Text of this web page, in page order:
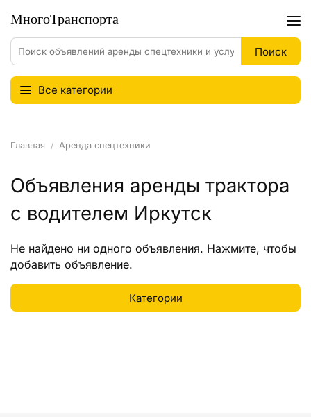
Все категории
Главная Аренда спецтехники
Объявления аренды трактора
с водителем Иркутск
Не найдено ни одного объявления. Нажмите, чтобы
добавить объявление.